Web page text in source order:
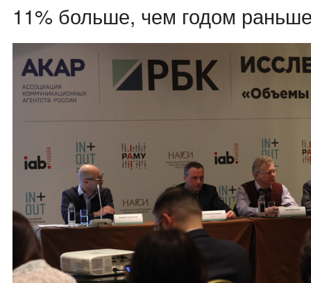
11% больше, чем годом